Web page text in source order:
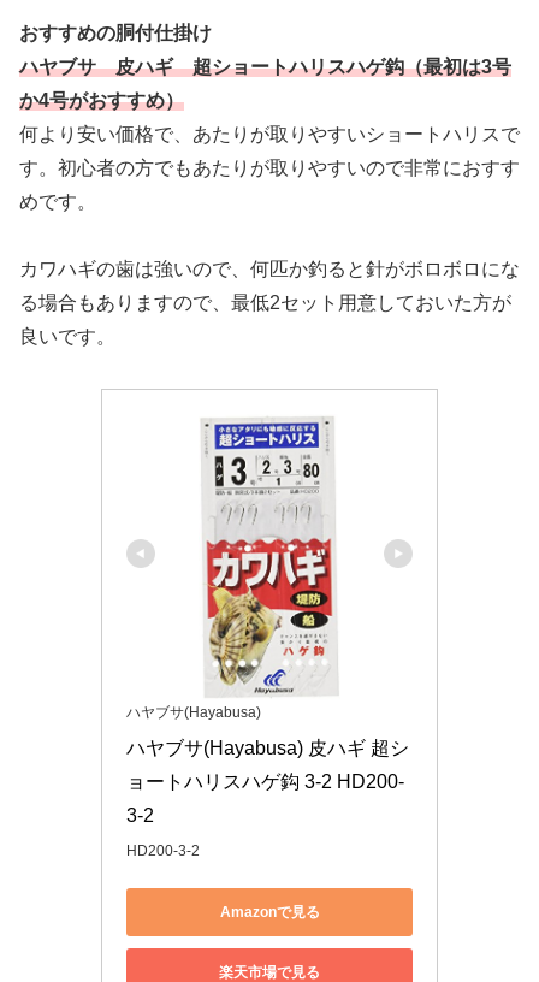
おすすめの胴付仕掛け
ハヤブサ 皮ハギ 超ショートハリスハゲ鈎（最初は3号
か4号がおすすめ）
何より安い価格で、あたりが取りやすいショートハリスで
す。初心者の方でもあたりが取りやすいので非常におすす
めです。
カワハギの歯は強いので、何匹か釣ると針がボロボロにな
る場合もありますので、最低2セット用意しておいた方が
良いです。
ハヤブサ(Hayabusa)
ハヤブサ(Hayabusa) 皮ハギ 超シ
ョートハリスハゲ鈎 3-2 HD200-
3-2
HD200-3-2
Amazonで見る
楽天市場で見る